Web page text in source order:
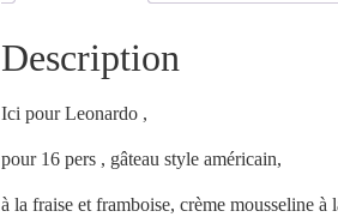
Description
Ici pour Leonardo ,
pour 16 pers , gâteau style américain,
à la fraise et framboise, crème mousseline à